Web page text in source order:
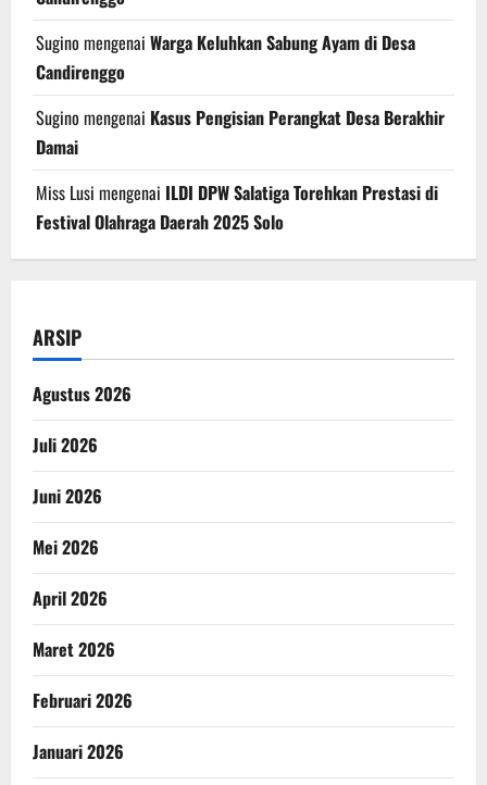
Sugino mengenai Warga Keluhkan Sabung Ayam di Desa
Candirenggo
Sugino mengenai Kasus Pengisian Perangkat Desa Berakhir
Damai
Miss Lusi mengenai ILDI DPW Salatiga Torehkan Prestasi di
Festival Olahraga Daerah 2025 Solo
ARSIP
Agustus 2026
Juli 2026
Juni 2026
Mei 2026
April 2026
Maret 2026
Februari 2026
Januari 2026